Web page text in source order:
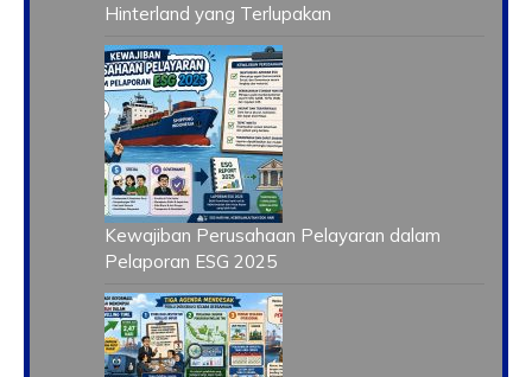
Hinterland yang Terlupakan
Kewajiban Perusahaan Pelayaran dalam
Pelaporan ESG 2025